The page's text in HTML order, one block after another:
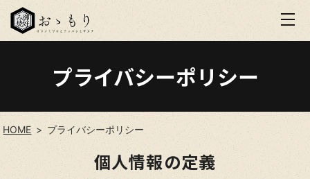
プライバシーポリシー
HOME プライバシーポリシー
個人情報の定義